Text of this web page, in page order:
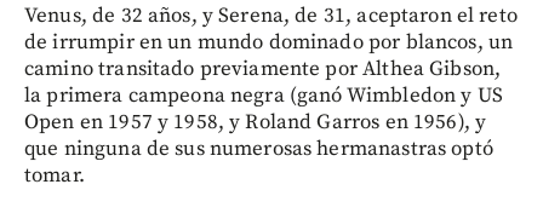
Venus, de 32 años, y Serena, de 31, aceptaron el reto
de irrumpir en un mundo dominado por blancos, un
camino transitado previamente por Althea Gibson,
la primera campeona negra (ganó Wimbledon y US
Open en 1957 y 1958, y Roland Garros en 1956), y
que ninguna de sus numerosas hermanastras optó
tomar.